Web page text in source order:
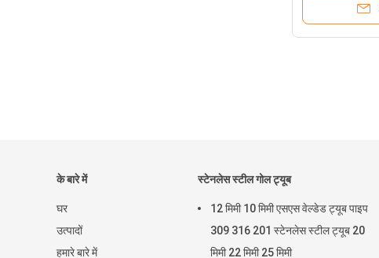
के बारे में
घर
उत्पादों
हमारे बारे में
स्टेनलेस स्टील गोल ट्यूब
12 मिमी 10 मिमी एसएस वेल्डेड ट्यूब पाइप
309 316 201 स्टेनलेस स्टील ट्यूब 20
मिमी 22 मिमी 25 मिमी